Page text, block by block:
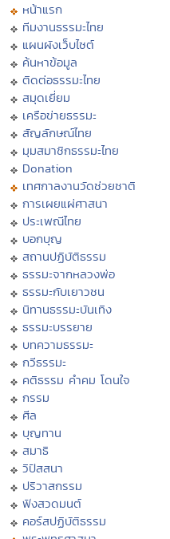
หน้าแรก
ทีมงานธรรมะไทย
แผนผังเว็บไซต์
ค้นหาข้อมูล
ติดต่อธรรมะไทย
สมุดเยี่ยม
เครือข่ายธรรมะ
สัญลักษณ์ไทย
มุมสมาชิกธรรมะไทย
Donation
เทศกาลงานวัดช่วยชาติ
การเผยแผ่ศาสนา
ประเพณีไทย
บอกบุญ
สถานปฏิบัติธรรม
ธรรมะจากหลวงพ่อ
ธรรมะกับเยาวชน
นิทานธรรมะบันเทิง
ธรรมะบรรยาย
บทความธรรมะ
กวีธรรมะ
คติธรรม คำคม โดนใจ
กรรม
ศีล
บุญทาน
สมาธิ
วิปัสสนา
ปริวาสกรรม
ฟังสวดมนต์
คอร์สปฏิบัติธรรม